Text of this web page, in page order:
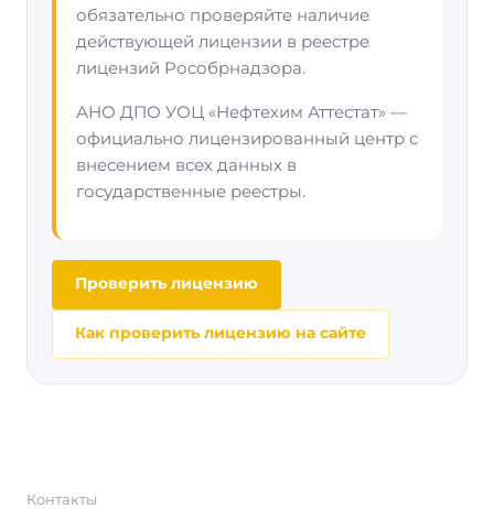
обязательно проверяйте наличие
действующей лицензии в реестре
лицензий Рособрнадзора.
АНО ДПО УОЦ «Нефтехим Аттестат» —
официально лицензированный центр с
внесением всех данных в
государственные реестры.
Проверить лицензию
Как проверить лицензию на сайте
Контакты